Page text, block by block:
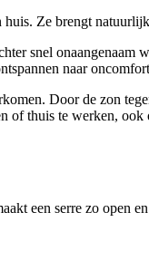
Ze brengt
snel
naar
Door de zon
of thuis te werken, ook
een serre zo open